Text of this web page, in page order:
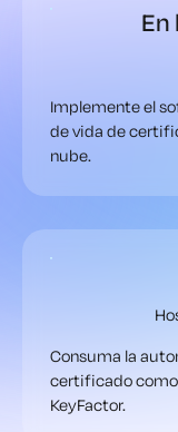
En
Implemente el
de vida de
nube.
Consuma la
certificado como
KeyFactor.